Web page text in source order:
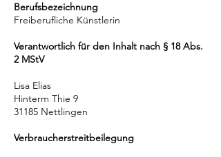
Berufsbezeichnung
Freiberufliche Künstlerin
Verantwortlich für den Inhalt nach § 18 Abs.
2 MStV
Lisa Elias
Hinterm Thie 9
31185 Nettlingen
Verbraucherstreitbeilegung